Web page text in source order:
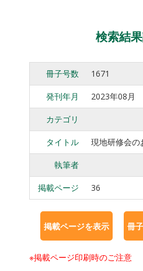
検索結
冊子号数 1671
発刊年月 2023年08月
カテゴリ
タイトル 現地研修会の
執筆者
掲載ページ 36
※掲載ページ印刷時のご注意